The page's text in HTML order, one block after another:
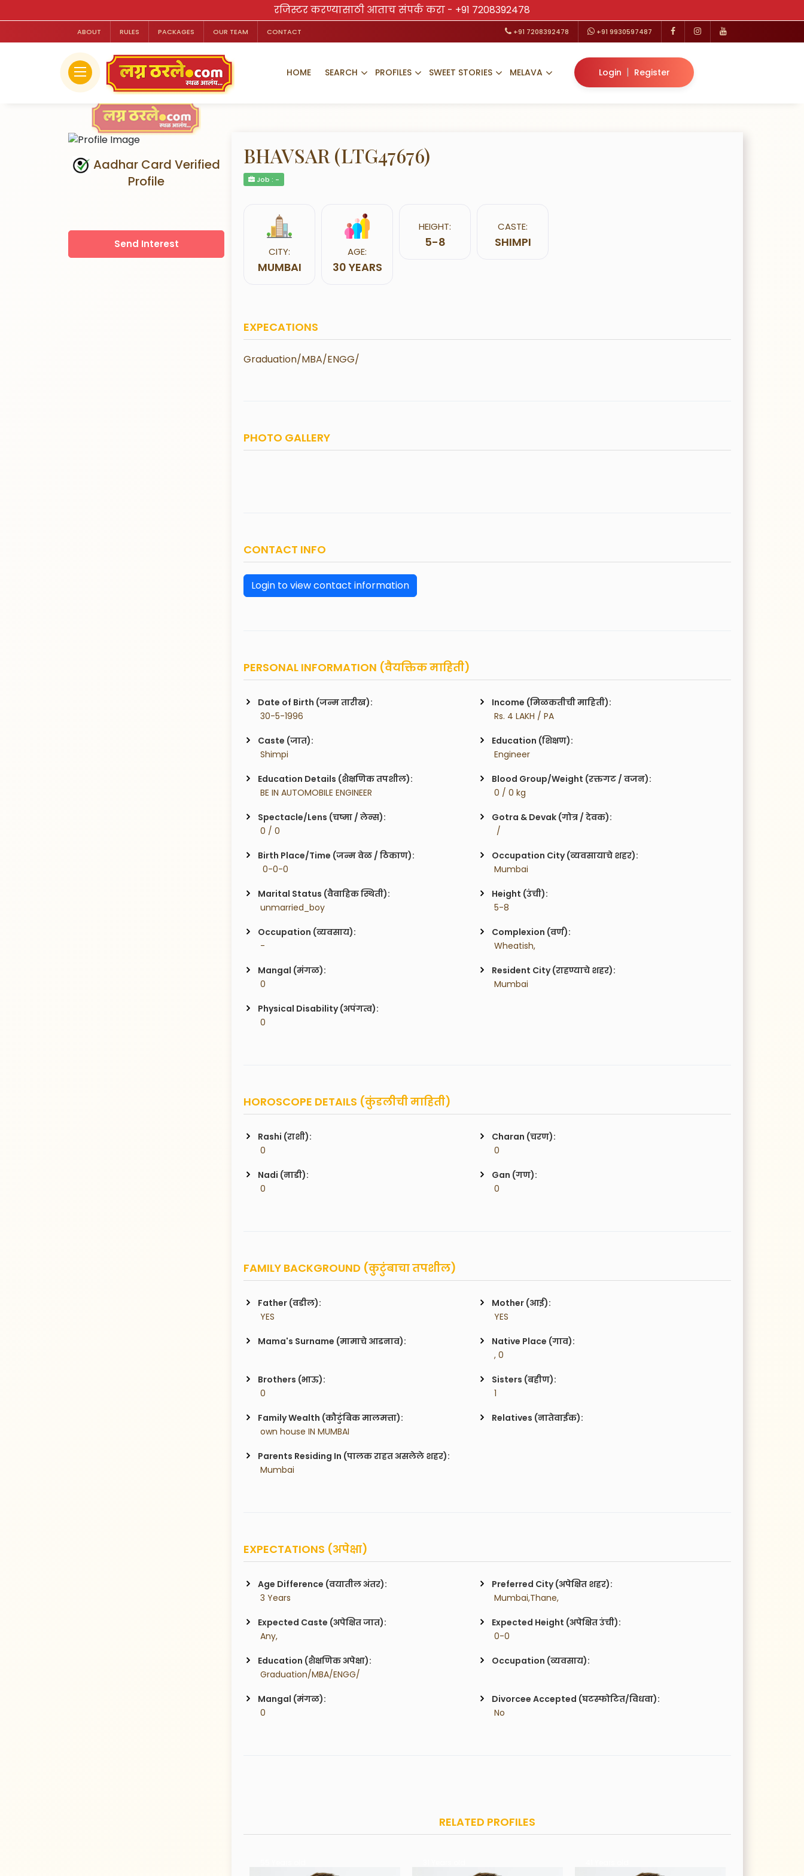
रजिस्टर करण्यासाठी आताच संपर्क करा - +91 7208392478
ABOUT RULES PACKAGES OUR TEAM CONTACT +91 7208392478 +91 9930597487
HOME SEARCH PROFILES SWEET STORIES MELAVA Login | Register
Aadhar Card Verified
Profile
Send Interest
BHAVSAR (LTG47676)
Job : -
CITY:
MUMBAI
AGE:
30 YEARS
HEIGHT:
5-8
CASTE:
SHIMPI
EXPECATIONS
Graduation/MBA/ENGG/
PHOTO GALLERY
CONTACT INFO
Login to view contact information
PERSONAL INFORMATION (वैयक्तिक माहिती)
Date of Birth (जन्म तारीख):
30-5-1996
Income (मिळकतीची माहिती):
Rs. 4 LAKH / PA
Caste (जात):
Shimpi
Education (शिक्षण):
Engineer
Education Details (शैक्षणिक तपशील):
BE IN AUTOMOBILE ENGINEER
Blood Group/Weight (रक्तगट / वजन):
0 / 0 kg
Spectacle/Lens (चष्मा / लेन्स):
0 / 0
Gotra & Devak (गोत्र / देवक):
  /
Birth Place/Time (जन्म वेळ / ठिकाण):
  0-0-0
Occupation City (व्यवसायाचे शहर):
Mumbai
Marital Status (वैवाहिक स्थिती):
unmarried_boy
Height (उंची):
5-8
Occupation (व्यवसाय):
-
Complexion (वर्ण):
Wheatish,
Mangal (मंगळ):
0
Resident City (राहण्याचे शहर):
Mumbai
Physical Disability (अपंगत्व):
0
HOROSCOPE DETAILS (कुंडलीची माहिती)
Rashi (राशी):
0
Charan (चरण):
0
Nadi (नाडी):
0
Gan (गण):
0
FAMILY BACKGROUND (कुटुंबाचा तपशील)
Father (वडील):
YES
Mother (आई):
YES
Mama's Surname (मामाचे आडनाव):
Native Place (गाव):
, 0
Brothers (भाऊ):
0
Sisters (बहीण):
1
Family Wealth (कौटुंबिक मालमत्ता):
own house IN MUMBAI
Relatives (नातेवाईक):
Parents Residing In (पालक राहत असलेले शहर):
Mumbai
EXPECTATIONS (अपेक्षा)
Age Difference (वयातील अंतर):
3 Years
Preferred City (अपेक्षित शहर):
Mumbai,Thane,
Expected Caste (अपेक्षित जात):
Any,
Expected Height (अपेक्षित उंची):
0-0
Education (शैक्षणिक अपेक्षा):
Graduation/MBA/ENGG/
Occupation (व्यवसाय):
Mangal (मंगळ):
0
Divorcee Accepted (घटस्फोटित/विधवा):
No
RELATED PROFILES